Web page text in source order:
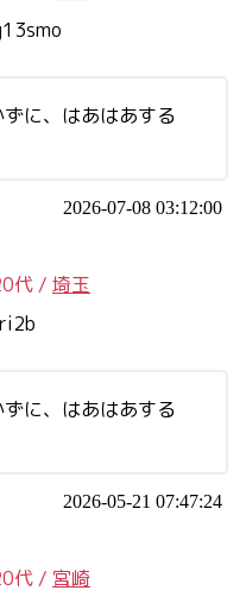
に、はあはあする
2026-07-08 03:12:00
代 / 埼玉
に、はあはあする
2026-05-21 07:47:24
代 / 宮崎